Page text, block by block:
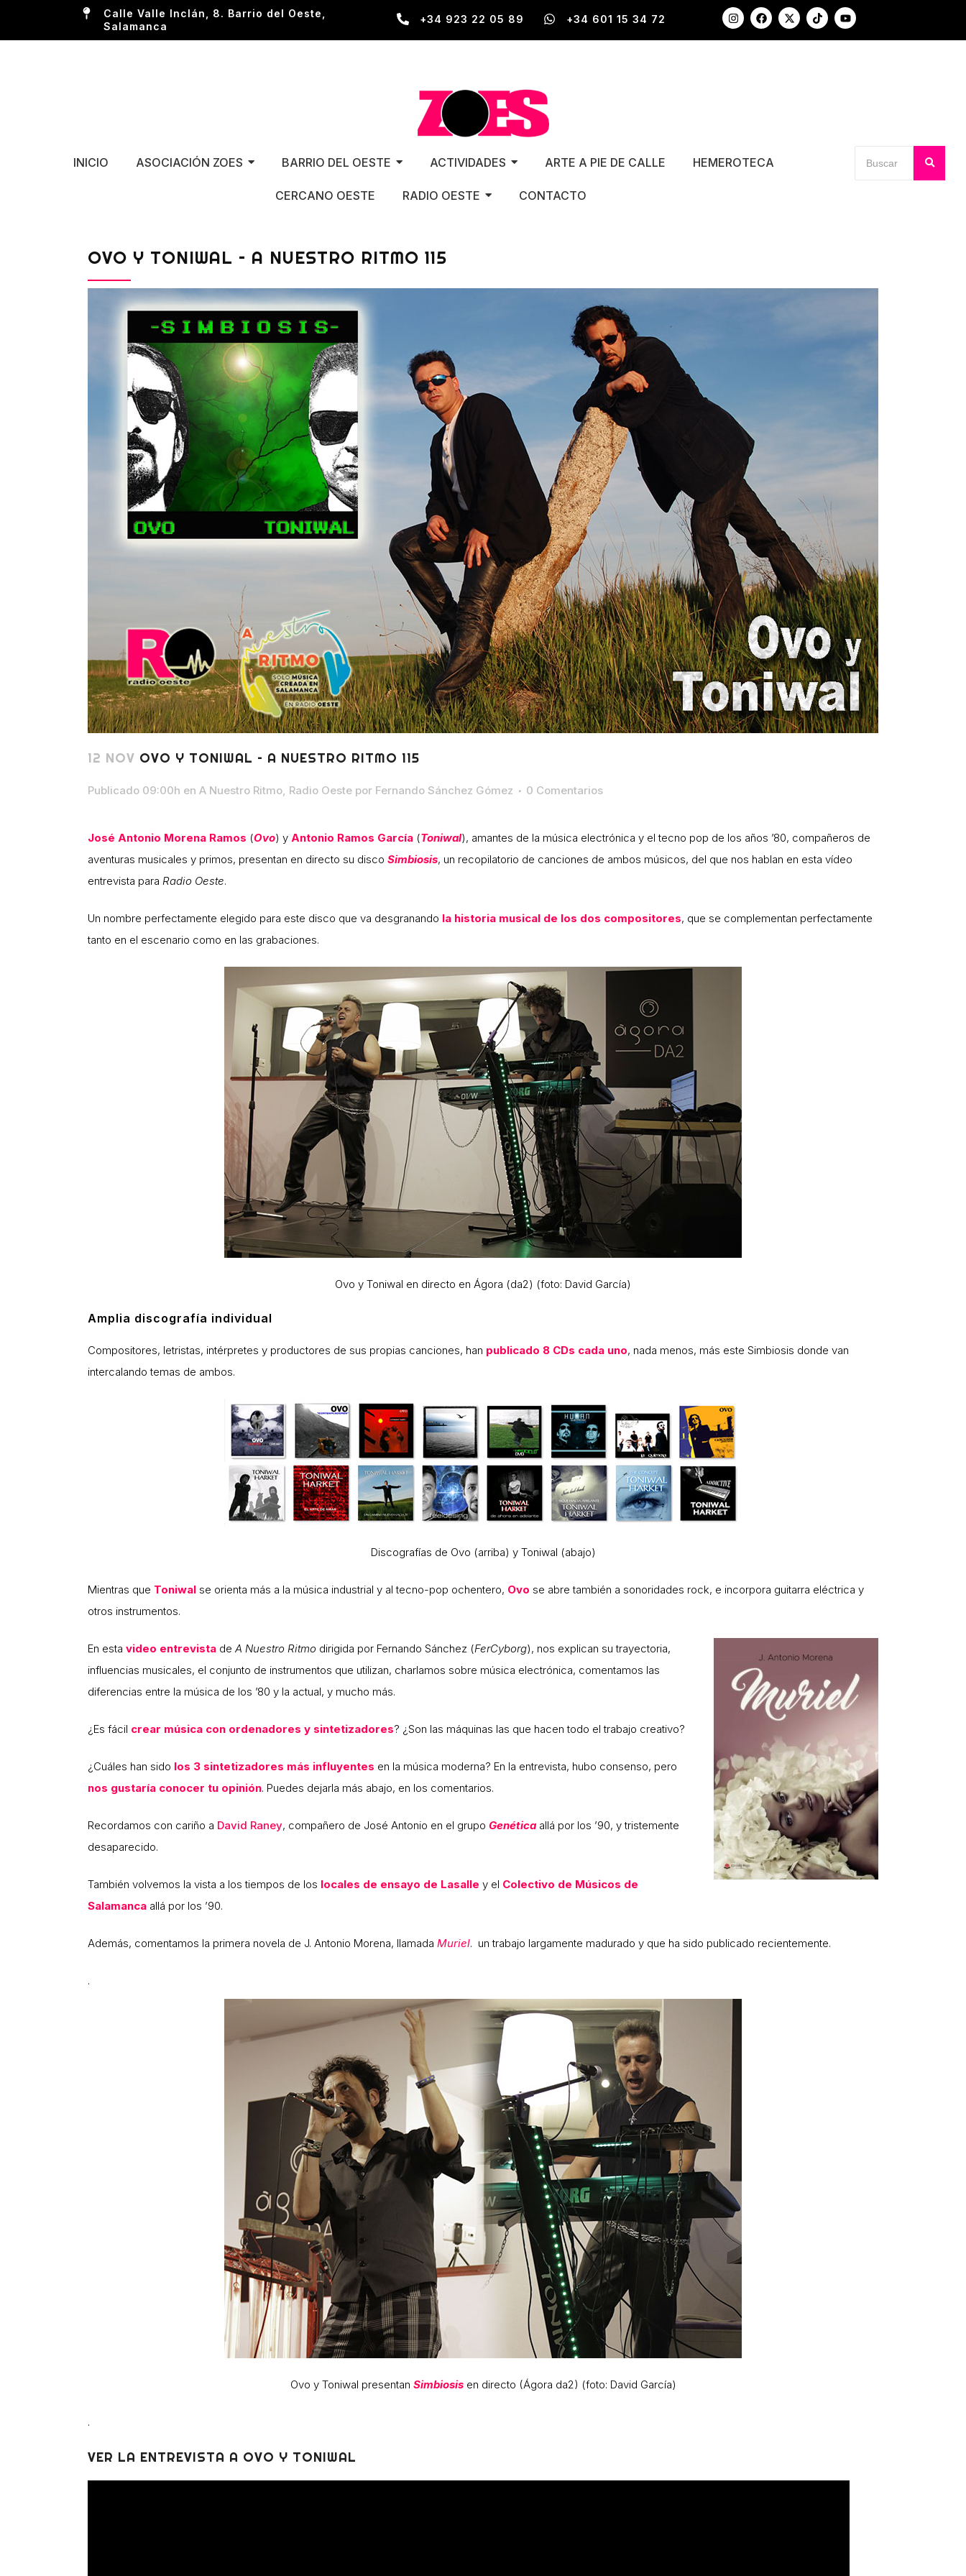
Calle Valle Inclán, 8. Barrio del Oeste,
Salamanca
+34 923 22 05 89 +34 601 15 34 72
INICIO ASOCIACIÓN ZOES BARRIO DEL OESTE ACTIVIDADES ARTE A PIE DE CALLE HEMEROTECA
CERCANO OESTE RADIO OESTE CONTACTO
OVO Y TONIWAL – A NUESTRO RITMO 115
12 NOV OVO Y TONIWAL – A NUESTRO RITMO 115
Publicado 09:00h en A Nuestro Ritmo Radio Oeste por Fernando Sánchez Gómez 0 Comentarios
José Antonio Morena Ramos (Ovo) y Antonio Ramos García (Toniwal), amantes de la música electrónica y el tecno pop de los años ’80, compañeros de
aventuras musicales y primos, presentan en directo su disco Simbiosis, un recopilatorio de canciones de ambos músicos, del que nos hablan en esta vídeo
entrevista para Radio Oeste.
Un nombre perfectamente elegido para este disco que va desgranando la historia musical de los dos compositores, que se complementan perfectamente
tanto en el escenario como en las grabaciones.
Ovo y Toniwal en directo en Ágora (da2) (foto: David García)
Amplia discografía individual
Compositores, letristas, intérpretes y productores de sus propias canciones, han publicado 8 CDs cada uno, nada menos, más este Simbiosis donde van
intercalando temas de ambos.
Discografías de Ovo (arriba) y Toniwal (abajo)
Mientras que Toniwal se orienta más a la música industrial y al tecno-pop ochentero, Ovo se abre también a sonoridades rock, e incorpora guitarra eléctrica y
otros instrumentos.
En esta video entrevista de A Nuestro Ritmo dirigida por Fernando Sánchez (FerCyborg), nos explican su trayectoria,
influencias musicales, el conjunto de instrumentos que utilizan, charlamos sobre música electrónica, comentamos las
diferencias entre la música de los ’80 y la actual, y mucho más.
¿Es fácil crear música con ordenadores y sintetizadores? ¿Son las máquinas las que hacen todo el trabajo creativo?
¿Cuáles han sido los 3 sintetizadores más influyentes en la música moderna? En la entrevista, hubo consenso, pero
nos gustaría conocer tu opinión. Puedes dejarla más abajo, en los comentarios.
Recordamos con cariño a David Raney, compañero de José Antonio en el grupo Genéticaallá por los ’90, y tristemente
desaparecido.
También volvemos la vista a los tiempos de los locales de ensayo de Lasalle y el Colectivo de Músicos de
Salamanca allá por los ’90.
Además, comentamos la primera novela de J. Antonio Morena, llamada Muriel. un trabajo largamente madurado y que ha sido publicado recientemente.
.
Ovo y Toniwal presentan Simbiosisen directo (Ágora da2) (foto: David García)
.
VER LA ENTREVISTA A OVO Y TONIWAL